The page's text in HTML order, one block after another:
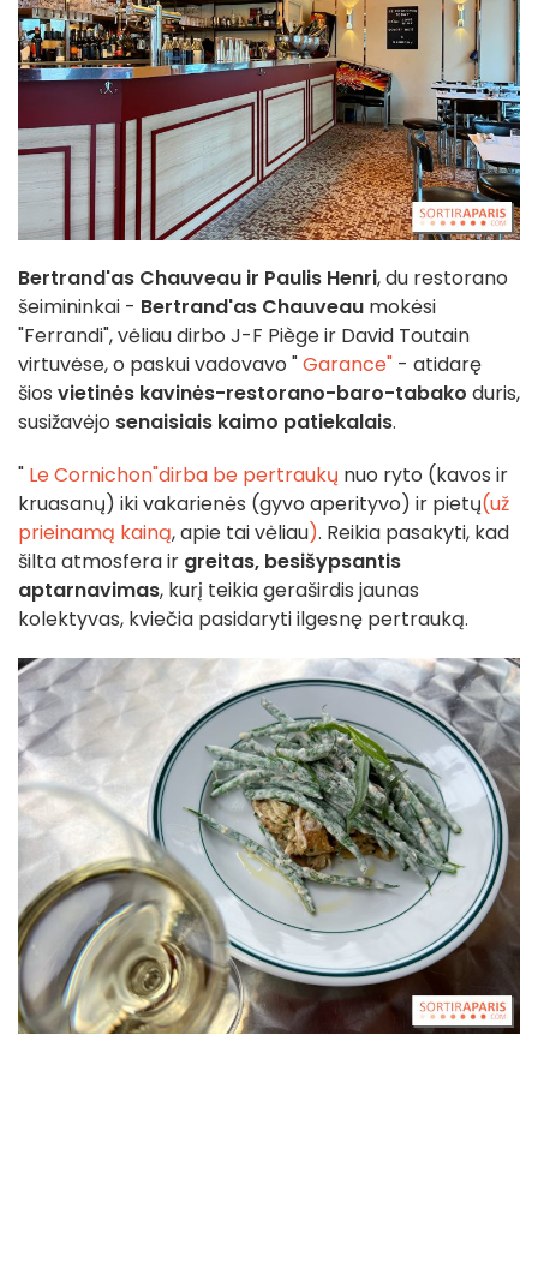
Bertrand'as Chauveau ir Paulis Henri, du restorano
šeimininkai - Bertrand'as Chauveau mokėsi
"Ferrandi", vėliau dirbo J-F Piège ir David Toutain
virtuvėse, o paskui vadovavo "Garance" - atidarę
šios vietinės kavinės-restorano-baro-tabako duris,
susižavėjo senaisiais kaimo patiekalais.
" Le Cornichon"dirba be pertraukų nuo ryto (kavos ir
kruasanų) iki vakarienės (gyvo aperityvo) ir pietų(už
prieinamą kainą, apie tai vėliau). Reikia pasakyti, kad
šilta atmosfera ir greitas, besišypsantis
aptarnavimas, kurį teikia geraširdis jaunas
kolektyvas, kviečia pasidaryti ilgesnę pertrauką.